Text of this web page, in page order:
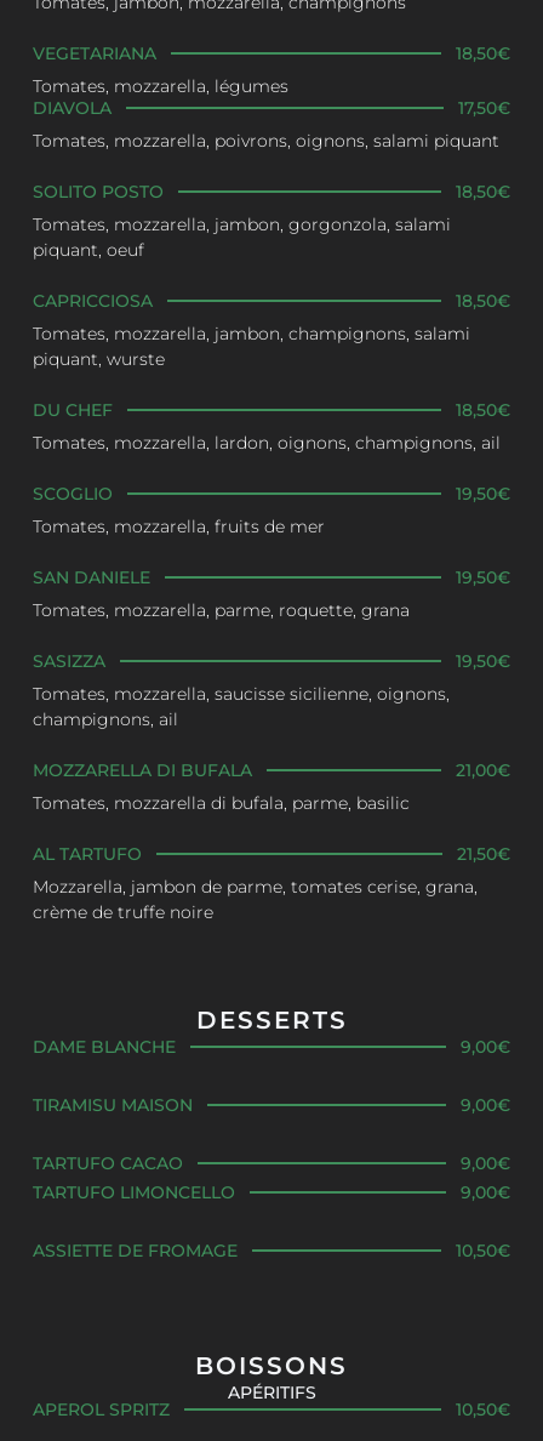
VEGETARIANA
18,50€
Tomates, mozzarella, légumes
DIAVOLA
17,50€
Tomates, mozzarella, poivrons, oignons, salami piquant
SOLITO POSTO
18,50€
Tomates, mozzarella, jambon, gorgonzola, salami
piquant, oeuf
CAPRICCIOSA
18,50€
Tomates, mozzarella, jambon, champignons, salami
piquant, wurste
DU CHEF
18,50€
Tomates, mozzarella, lardon, oignons, champignons, ail
SCOGLIO
19,50€
Tomates, mozzarella, fruits de mer
SAN DANIELE
19,50€
Tomates, mozzarella, parme, roquette, grana
SASIZZA
19,50€
Tomates, mozzarella, saucisse sicilienne, oignons,
champignons, ail
MOZZARELLA DI BUFALA
21,00€
Tomates, mozzarella di bufala, parme, basilic
AL TARTUFO
21,50€
Mozzarella, jambon de parme, tomates cerise, grana,
crème de truffe noire
DESSERTS
DAME BLANCHE 9,00€
TIRAMISU MAISON 9,00€
TARTUFO CACAO
9,00€
TARTUFO LIMONCELLO
9,00€
ASSIETTE DE FROMAGE 10,50€
BOISSONS
APÉRITIFS
APEROL SPRITZ
10,50€